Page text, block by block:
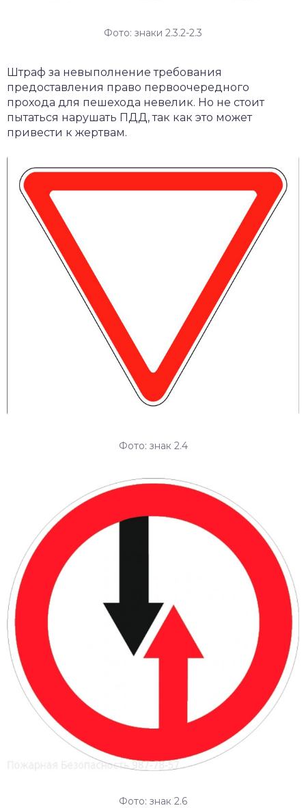
Фото: знаки 2.3.2-2.3
Штраф за невыполнение требования
предоставления право первоочередного
прохода для пешехода невелик. Но не стоит
пытаться нарушать ПДД, так как это может
привести к жертвам.
Фото: знак 2.4
Фото: знак 2.6